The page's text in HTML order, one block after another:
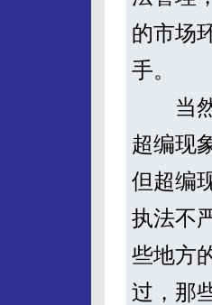
的市场
手。
当然
超编现
但超编
执法不
些地方
过，那